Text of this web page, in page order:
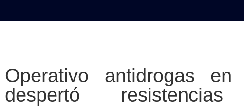
Operativo antidrogas
despertó